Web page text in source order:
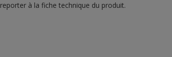
à la fiche technique du produit.